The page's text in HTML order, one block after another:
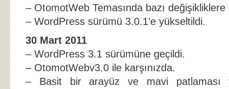
– OtomotWeb Temasında bazı değişikliklere
– WordPress sürümü 3.0.1’e yükseltildi.
30 Mart 2011
– WordPress 3.1 sürümüne geçildi.
– OtomotWebv3.0 ile karşınızda.
– Basit bir arayüz ve mavi patlaması